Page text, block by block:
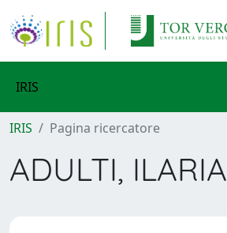
IRIS
IRIS Pagina ricercatore
ADULTI, ILARIA